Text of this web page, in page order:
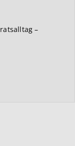
–